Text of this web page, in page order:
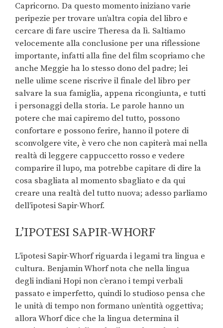
Capricorno. Da questo momento iniziano varie
peripezie per trovare un’altra copia del libro e
cercare di fare uscire Theresa da lì. Saltiamo
velocemente alla conclusione per una riflessione
importante, infatti alla fine del film scopriamo che
anche Meggie ha lo stesso dono del padre; lei
nelle ulime scene riscrive il finale del libro per
salvare la sua famiglia, appena ricongiunta, e tutti
i personaggi della storia. Le parole hanno un
potere che mai capiremo del tutto, possono
confortare e possono ferire, hanno il potere di
sconvolgere vite, è vero che non capiterà mai nella
realtà di leggere cappuccetto rosso e vedere
comparire il lupo, ma potrebbe capitare di dire la
cosa sbagliata al momento sbagliato e da qui
creare una realtà del tutto nuova; adesso parliamo
dell’ipotesi Sapir-Whorf.
L’IPOTESI SAPIR-WHORF
L’ipotesi Sapir-Whorf riguarda i legami tra lingua e
cultura. Benjamin Whorf nota che nella lingua
degli indiani Hopi non c’erano i tempi verbali
passato e imperfetto, quindi lo studioso pensa che
le unità di tempo non formano un’entità oggettiva;
allora Whorf dice che la lingua determina il